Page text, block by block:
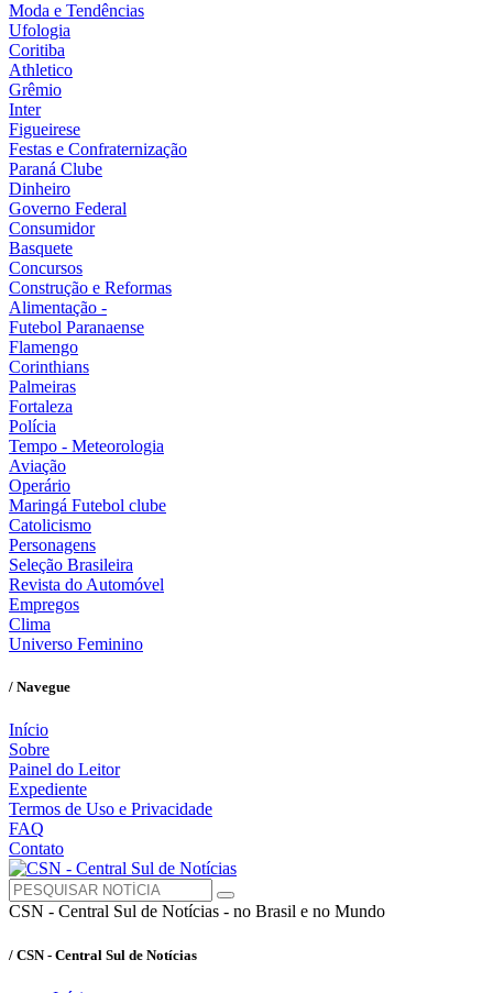
Moda e Tendências
Ufologia
Coritiba
Athletico
Grêmio
Inter
Figueirese
Festas e Confraternização
Paraná Clube
Dinheiro
Governo Federal
Consumidor
Basquete
Concursos
Construção e Reformas
Alimentação -
Futebol Paranaense
Flamengo
Corinthians
Palmeiras
Fortaleza
Polícia
Tempo - Meteorologia
Aviação
Operário
Maringá Futebol clube
Catolicismo
Personagens
Seleção Brasileira
Revista do Automóvel
Empregos
Clima
Universo Feminino
/ Navegue
Início
Sobre
Painel do Leitor
Expediente
Termos de Uso e Privacidade
FAQ
Contato
CSN - Central Sul de Notícias - no Brasil e no Mundo
/ CSN - Central Sul de Notícias